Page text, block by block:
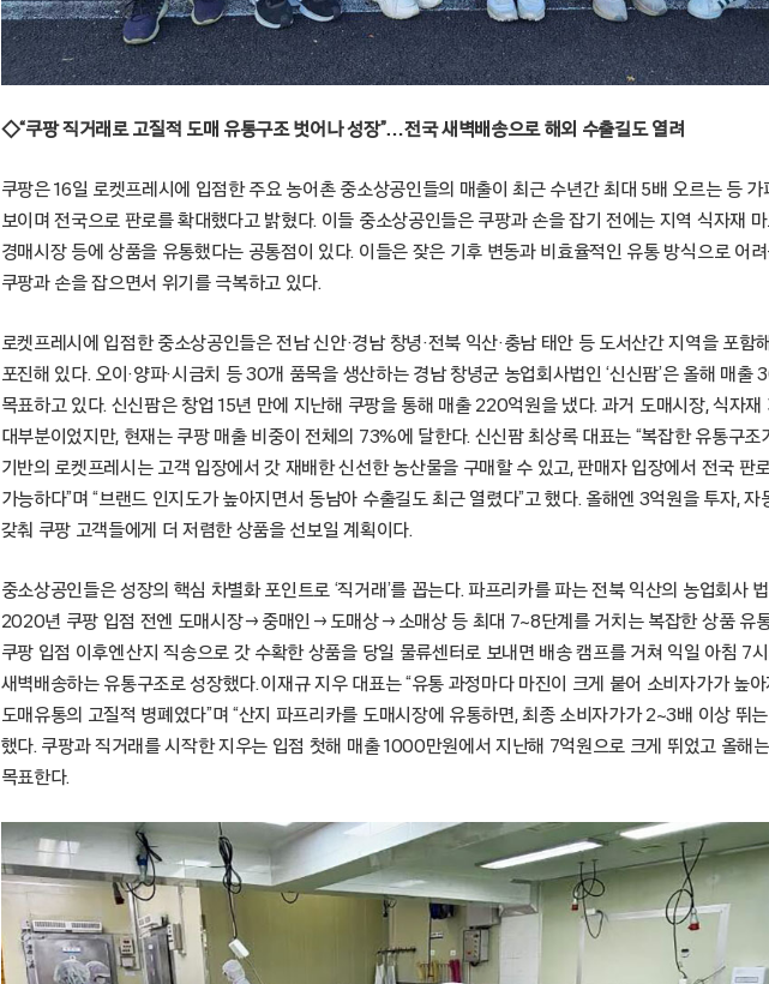
◇“쿠팡 직거래로 고질적 도매 유통구조 벗어나 성장”…전국 새벽배송으로 해외 수출길도 열려
쿠팡은 16일 로켓프레시에 입점한 주요 농어촌 중소상공인들의 매출이 최근 수년간 최대 5배 오르는 등 가
보이며 전국으로 판로를 확대했다고 밝혔다. 이들 중소상공인들은 쿠팡과 손을 잡기 전에는 지역 식자재 마
경매시장 등에 상품을 유통했다는 공통점이 있다. 이들은 잦은 기후 변동과 비효율적인 유통 방식으로 어
쿠팡과 손을 잡으면서 위기를 극복하고 있다.
로켓프레시에 입점한 중소상공인들은 전남 신안·경남 창녕·전북 익산·충남 태안 등 도서산간 지역을 포함
포진해 있다. 오이·양파·시금치 등 30개 품목을 생산하는 경남 창녕군 농업회사법인 ‘신신팜’은 올해 매출
목표하고 있다. 신신팜은 창업 15년 만에 지난해 쿠팡을 통해 매출 220억원을 냈다. 과거 도매시장, 식자재
대부분이었지만, 현재는 쿠팡 매출 비중이 전체의 73%에 달한다. 신신팜 최상록 대표는 “복잡한 유통구조
기반의 로켓프레시는 고객 입장에서 갓 재배한 신선한 농산물을 구매할 수 있고, 판매자 입장에서 전국 판
가능하다”며 “브랜드 인지도가 높아지면서 동남아 수출길도 최근 열렸다”고 했다. 올해엔 3억원을 투자, 자
갖춰 쿠팡 고객들에게 더 저렴한 상품을 선보일 계획이다.
중소상공인들은 성장의 핵심 차별화 포인트로 ‘직거래’를 꼽는다. 파프리카를 파는 전북 익산의 농업회사 법
2020년 쿠팡 입점 전엔 도매시장→중매인→도매상→소매상 등 최대 7~8단계를 거치는 복잡한 상품 유
쿠팡 입점 이후엔 산지 직송으로 갓 수확한 상품을 당일 물류센터로 보내면 배송 캠프를 거쳐 익일 아침 7시
새벽배송하는 유통구조로 성장했다. 이재규 지우 대표는 “유통 과정마다 마진이 크게 붙어 소비자가가 높
도매유통의 고질적 병폐였다”며 “산지 파프리카를 도매시장에 유통하면, 최종 소비자가가 2~3배 이상 뛰는
했다. 쿠팡과 직거래를 시작한 지우는 입점 첫해 매출 1000만원에서 지난해 7억원으로 크게 뛰었고 올해
목표한다.